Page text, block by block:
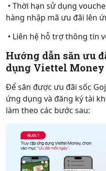
• Thời hạn sử dụng
hàng nhập mã ưu đãi lên
• Liên hệ hỗ trợ thông tin
Hướng dẫn săn ưu
dụng Viettel Money
Để săn được ưu đãi sốc
ứng dụng và đăng ký tài
làm theo các bước sau: